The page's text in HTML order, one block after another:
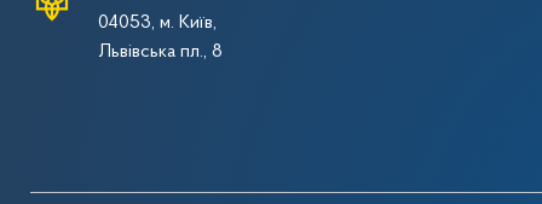
04053, м. Київ,
Львівська пл., 8